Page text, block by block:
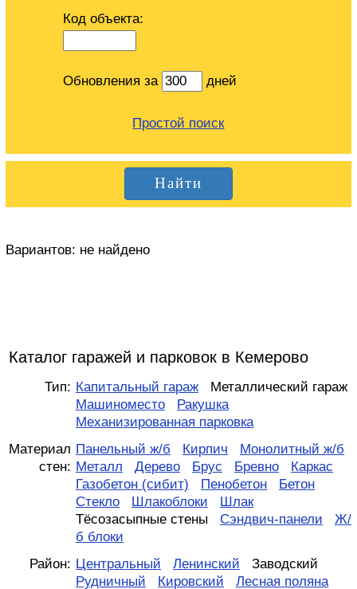
Код объекта:
Обновления за дней
Простой поиск
Вариантов: не найдено
Каталог гаражей и парковок в Кемерово
Тип: Капитальный гараж
Металлический гараж
Машиноместо
Ракушка
Механизированная парковка
Материал
стен:
Панельный ж/б Кирпич
Монолитный ж/б
Металл
Дерево Брус Бревно
Каркас
Газобетон (сибит)
Пенобетон
Бетон
Стекло
Шлакоблоки
Шлак
Тёсозасыпные стены
Сэндвич-панели
Ж/
б блоки
Район: Центральный Ленинский
Заводский
Рудничный
Кировский Лесная поляна